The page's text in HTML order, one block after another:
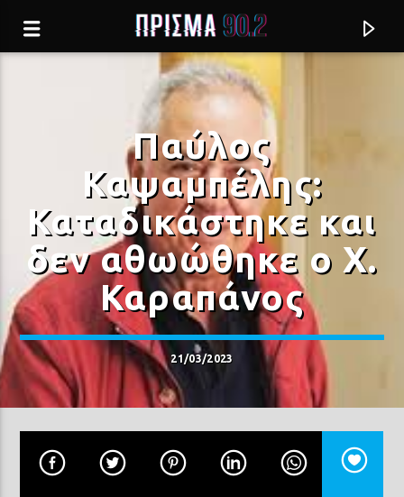
Current track
Σύνδεση με RealFm
Παύλος
Καψαμπέλης:
Καταδικάστηκε και
δεν αθωώθηκε ο Χ.
Καραπάνος
21/03/2023